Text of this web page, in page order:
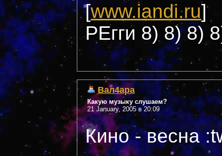
[www.iandi.ru]
РЕгги 8) 8) 8)
Вал4ара
Какую музыку слушаем?
21 January, 2005 в 20:09
Кино - весна